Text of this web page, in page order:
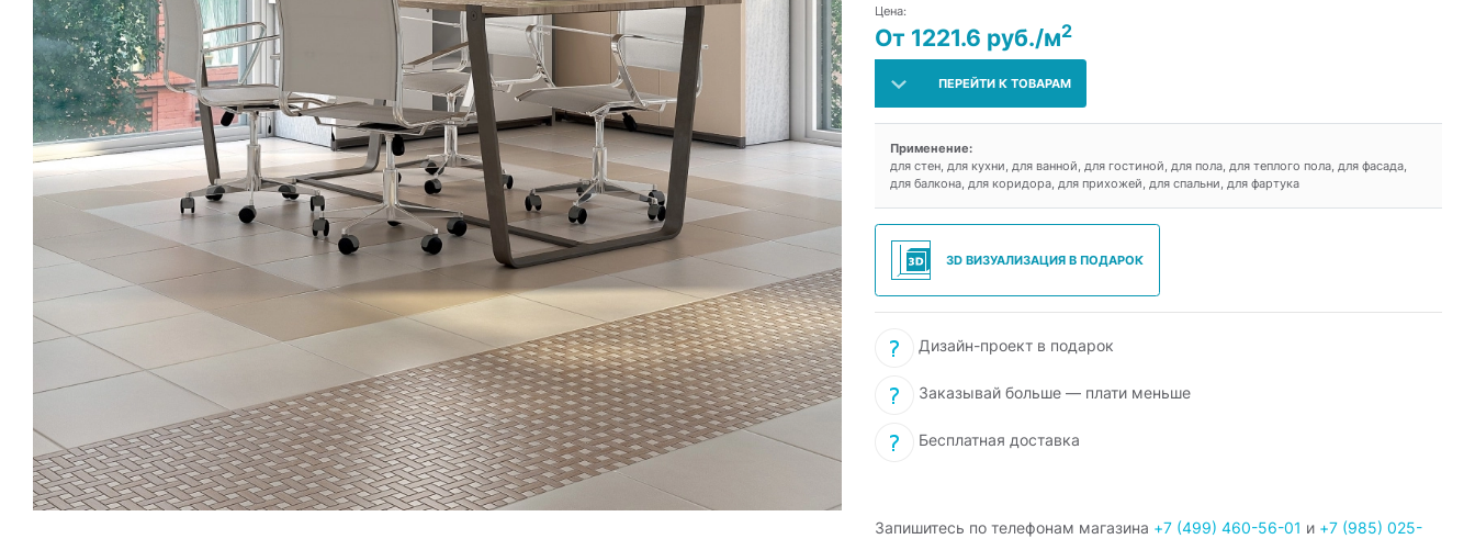
Цена:
От 1221.6 руб./м2
ПЕРЕЙТИ К ТОВАРАМ
Применение:
для стен, для кухни, для ванной, для гостиной, для пола, для теплого пола, для фасада,
для балкона, для коридора, для прихожей, для спальни, для фартука
3D ВИЗУАЛИЗАЦИЯ В ПОДАРОК
Дизайн-проект в подарок
Заказывай больше — плати меньше
Бесплатная доставка
Запишитесь по телефонам магазина +7 (499) 460-56-01 и +7 (985) 025-